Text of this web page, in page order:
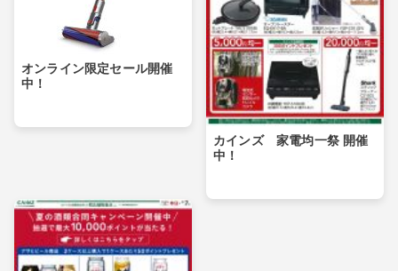
オンライン限定セール開催
中！
カインズ 家電均一祭 開催
中！